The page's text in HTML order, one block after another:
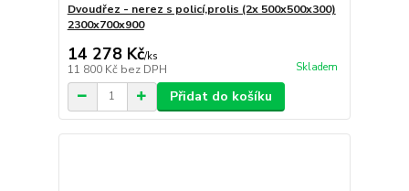
Dvoudřez - nerez s policí,prolis (2x 500x500x300)
2300x700x900
14 278 Kč/ks
11 800 Kč bez DPH Skladem
Přidat do košíku